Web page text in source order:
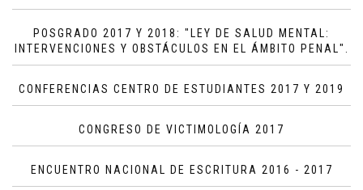
POSGRADO 2017 Y 2018: "LEY DE SALUD MENTAL:
INTERVENCIONES Y OBSTÁCULOS EN EL ÁMBITO PENAL".
CONFERENCIAS CENTRO DE ESTUDIANTES 2017 Y 2019
CONGRESO DE VICTIMOLOGÍA 2017
ENCUENTRO NACIONAL DE ESCRITURA 2016 - 2017